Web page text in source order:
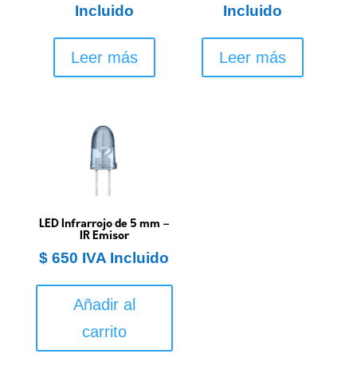
Incluido
Leer más
Incluido
Leer más
LED Infrarrojo de 5 mm –
IR Emisor
$ 650 IVA Incluido
Añadir al
carrito